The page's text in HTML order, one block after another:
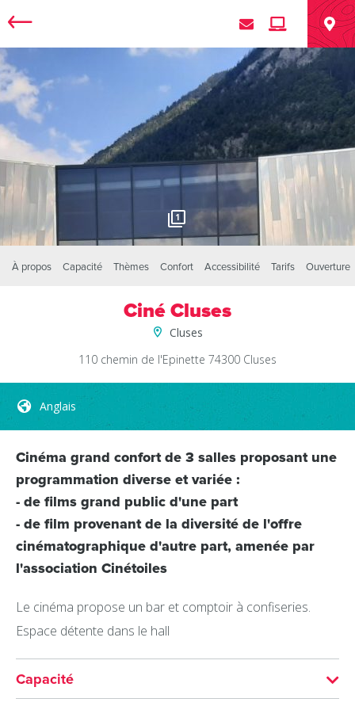
1
À propos Capacité Thèmes Confort Accessibilité Tarifs Ouverture
Ciné Cluses
Cluses
110 chemin de l'Epinette 74300 Cluses
Anglais
Cinéma grand confort de 3 salles proposant une
programmation diverse et variée :
- de films grand public d'une part
- de film provenant de la diversité de l'offre
cinématographique d'autre part, amenée par
l'association Cinétoiles
Le cinéma propose un bar et comptoir à confiseries.
Espace détente dans le hall
Capacité